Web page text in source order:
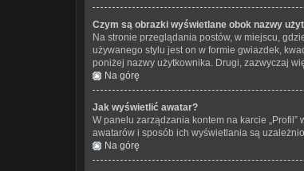
Czym są obrazki wyświetlane obok nazwy
Na stronie przeglądania postów, w miejscu,
używanego stylu jest on w formie gwiazdek,
poniżej nazwy użytkownika. Drugi, zazwyczaj
Na górę
Jak wyświetlić awatar?
W panelu zarządzania kontem na karcie
awatarów i sposób ich wyświetlania są
Na górę